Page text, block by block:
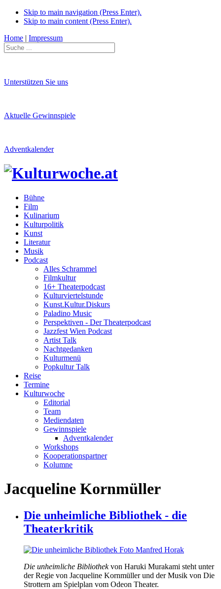
Skip to main navigation (Press Enter).
Skip to main content (Press Enter).
Home | Impressum
Unterstützen Sie uns
Aktuelle Gewinnspiele
Adventkalender
Bühne
Film
Kulinarium
Kulturpolitik
Kunst
Literatur
Musik
Podcast
Alles Schrammel
Filmkultur
16+ Theaterpodcast
Kulturviertelstunde
Kunst.Kultur.Diskurs
Paladino Music
Perspektiven - Der Theaterpodcast
Jazzfest Wien Podcast
Artist Talk
Nachtgedanken
Kulturmenü
Popkultur Talk
Reise
Termine
Kulturwoche
Editorial
Team
Mediendaten
Gewinnspiele
Adventkalender
Workshops
Kooperationspartner
Kolumne
Jacqueline Kornmüller
Die unheimliche Bibliothek - die
Theaterkritik
Die unheimliche Bibliothekvon Haruki Murakami steht unter
der Regie von Jacqueline Kornmüller und der Musik von Die
Strottern am Spielplan vom Odeon Theater.